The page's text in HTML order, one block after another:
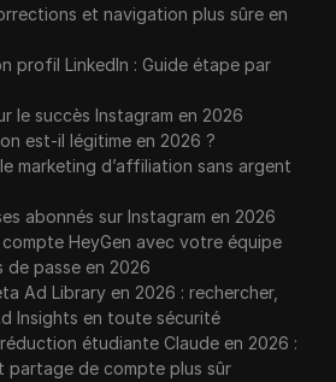
et navigation plus sûre en
profil LinkedIn : Guide étape par
le succès Instagram en 2026
est-il légitime en 2026 ?
marketing d’affiliation sans argent
abonnés sur Instagram en 2026
HeyGen avec votre équipe
de passe en 2026
Ad Library en 2026 : rechercher,
Insights en toute sécurité
étudiante Claude en 2026 :
partage de compte plus sûr